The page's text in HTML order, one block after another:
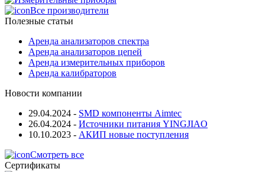
Все производители
Полезные статьи
Аренда анализаторов спектра
Аренда анализаторов цепей
Аренда измерительных приборов
Аренда калибраторов
Новости компании
29.04.2024 - SMD компоненты Aimtec
26.04.2024 - Источники питания YINGJIAO
10.10.2023 - АКИП новые поступления
Смотреть все
Сертификаты